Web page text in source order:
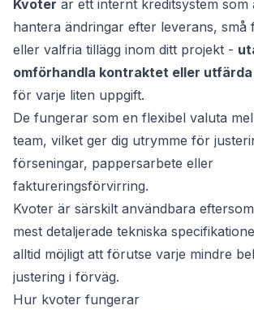
Kvoter är ett internt kreditsystem
hantera ändringar efter leverans, små
eller valfria tillägg inom ditt projekt -
omförhandla kontraktet eller
för varje liten uppgift.
De fungerar som en flexibel valuta
team, vilket ger dig utrymme för
förseningar, pappersarbete eller
faktureringsförvirring.
Kvoter är särskilt användbara
mest detaljerade tekniska
alltid möjligt att förutse varje mindre
justering i förväg.
Hur kvoter fungerar